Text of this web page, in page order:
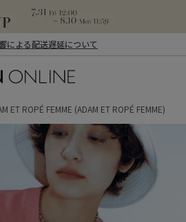
による配送遅延について
ET ROPÉ FEMME (ADAM ET ROPÉ FEMME)